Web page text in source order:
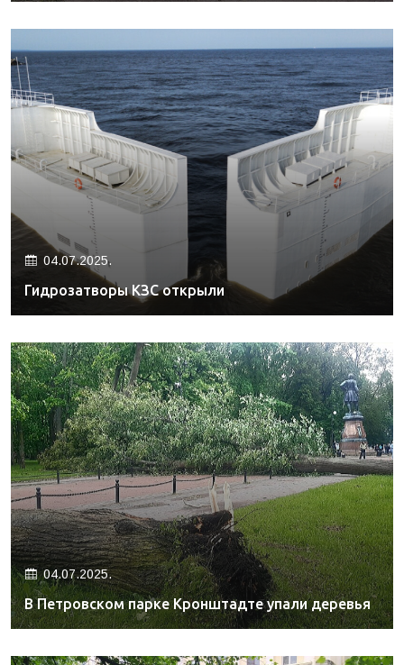
04.07.2025.
Гидрозатворы КЗС открыли
04.07.2025.
В Петровском парке Кронштадте упали деревья